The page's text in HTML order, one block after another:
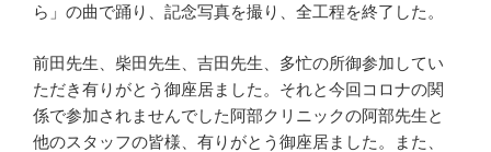
ら」の曲で踊り、記念写真を撮り、全工程を終了した。
前田先生、柴田先生、吉田先生、多忙の所御参加してい
ただき有りがとう御座居ました。それと今回コロナの関
係で参加されませんでした阿部クリニックの阿部先生と
他のスタッフの皆様、有りがとう御座居ました。また、